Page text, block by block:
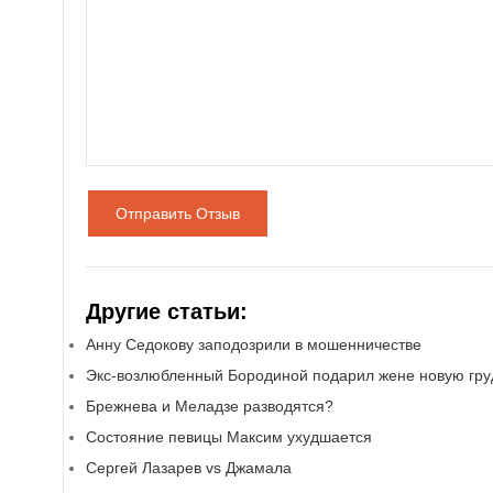
Отправить Отзыв
Другие статьи:
Анну Седокову заподозрили в мошенничестве
Экс-возлюбленный Бородиной подарил жене новую
Брежнева и Меладзе разводятся?
Состояние певицы Максим ухудшается
Сергей Лазарев vs Джамала